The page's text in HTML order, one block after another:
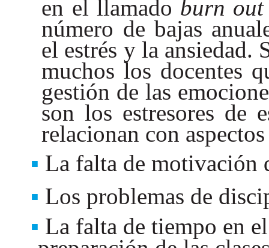
en el llamado burn
número de bajas
el estrés y la ansiedad.
muchos los docentes
gestión de las
son los estresores de
relacionan con
La falta de motivación
Los problemas de
La falta de tiempo en